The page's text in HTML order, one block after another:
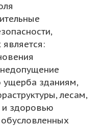
ущерба зданиям,
лесам,
и здоровью